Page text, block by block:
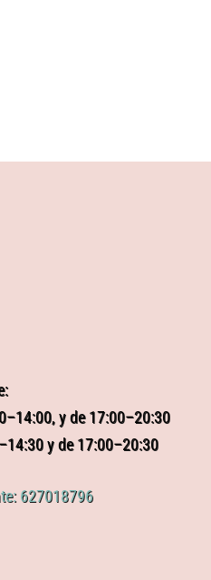
y de 17:00–20:30
y de 17:00–20:30
627018796